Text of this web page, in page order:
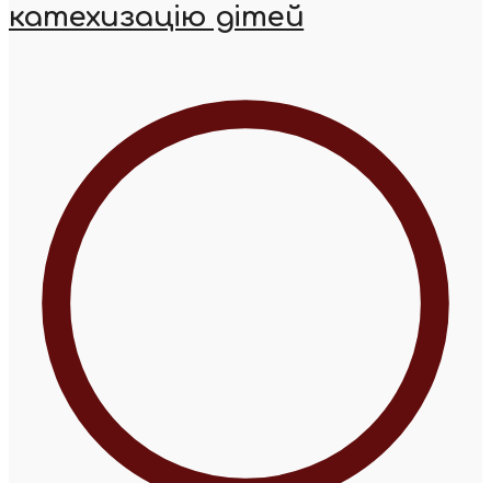
катехизацію дітей